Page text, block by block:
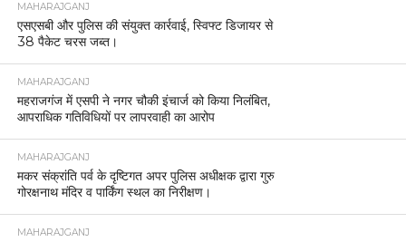
MAHARAJGANJ
एसएसबी और पुलिस की संयुक्त कार्रवाई, स्विफ्ट डिजायर से
38 पैकेट चरस जब्त।
MAHARAJGANJ
महराजगंज में एसपी ने नगर चौकी इंचार्ज को किया निलंबित,
आपराधिक गतिविधियों पर लापरवाही का आरोप
MAHARAJGANJ
मकर संक्रांति पर्व के दृष्टिगत अपर पुलिस अधीक्षक द्वारा गुरु
गोरक्षनाथ मंदिर व पार्किंग स्थल का निरीक्षण।
MAHARAJGANJ